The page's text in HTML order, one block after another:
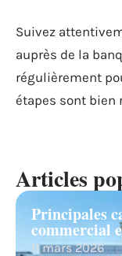
Suivez
auprès de la
régulièrement
étapes sont bien
Articles
Principales
commercial
11 mars 2026